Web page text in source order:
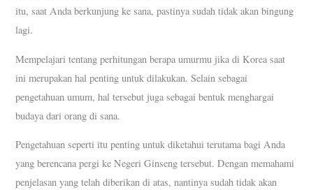
itu, saat Anda berkunjung ke sana, pastinya sudah tidak akan bingung
lagi.
Mempelajari tentang perhitungan berapa umurmu jika di Korea saat
ini merupakan hal penting untuk dilakukan. Selain sebagai
pengetahuan umum, hal tersebut juga sebagai bentuk menghargai
budaya dari orang di sana.
Pengetahuan seperti itu penting untuk diketahui terutama bagi Anda
yang berencana pergi ke Negeri Ginseng tersebut. Dengan memahami
penjelasan yang telah diberikan di atas, nantinya sudah tidak akan